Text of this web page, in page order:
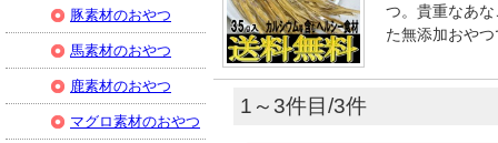
つ。貴重なあ
た無添加おや
1～3件目/3件
豚素材のおやつ
馬素材のおやつ
鹿素材のおやつ
マグロ素材のおやつ